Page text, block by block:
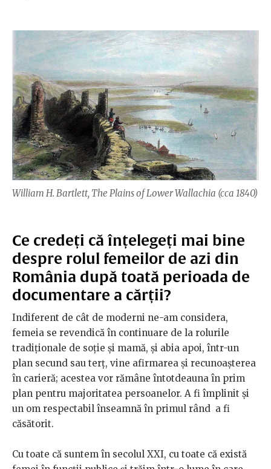
William H. Bartlett, The Plains of Lower Wallachia (cca 1840)
Ce credeți că înțelegeți mai bine
despre rolul femeilor de azi din
România după toată perioada de
documentare a cărții?
Indiferent de cât de moderni ne-am considera,
femeia se revendică în continuare de la rolurile
tradiționale de soție și mamă, și abia apoi, într-un
plan secund sau terț, vine afirmarea și recunoașterea
în carieră; acestea vor rămâne întotdeauna în prim
plan pentru majoritatea persoanelor. A fi împlinit și
un om respectabil înseamnă în primul rând a fi
căsătorit.
Cu toate că suntem în secolul XXI, cu toate că există